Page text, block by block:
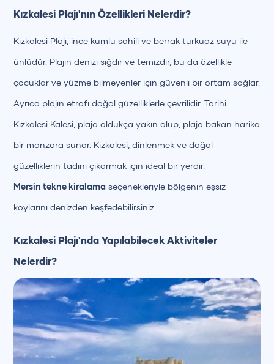
Kızkalesi Plajı'nın Özellikleri Nelerdir?
Kızkalesi Plajı, ince kumlu sahili ve berrak turkuaz suyu ile
ünlüdür. Plajın denizi sığdır ve temizdir, bu da özellikle
çocuklar ve yüzme bilmeyenler için güvenli bir ortam sağlar.
Ayrıca plajın etrafı doğal güzelliklerle çevrilidir. Tarihi
Kızkalesi Kalesi, plaja oldukça yakın olup, plaja bakan harika
bir manzara sunar. Kızkalesi, dinlenmek ve doğal
güzelliklerin tadını çıkarmak için ideal bir yerdir.
Mersin tekne kiralama seçenekleriyle bölgenin eşsiz
koylarını denizden keşfedebilirsiniz.
Kızkalesi Plajı'nda Yapılabilecek Aktiviteler
Nelerdir?